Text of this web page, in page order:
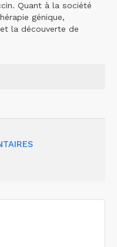
Quant à la société
génique,
la découverte de